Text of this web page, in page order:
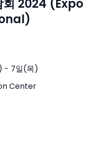
회 2024 (Expo
- 7일(목)
Center